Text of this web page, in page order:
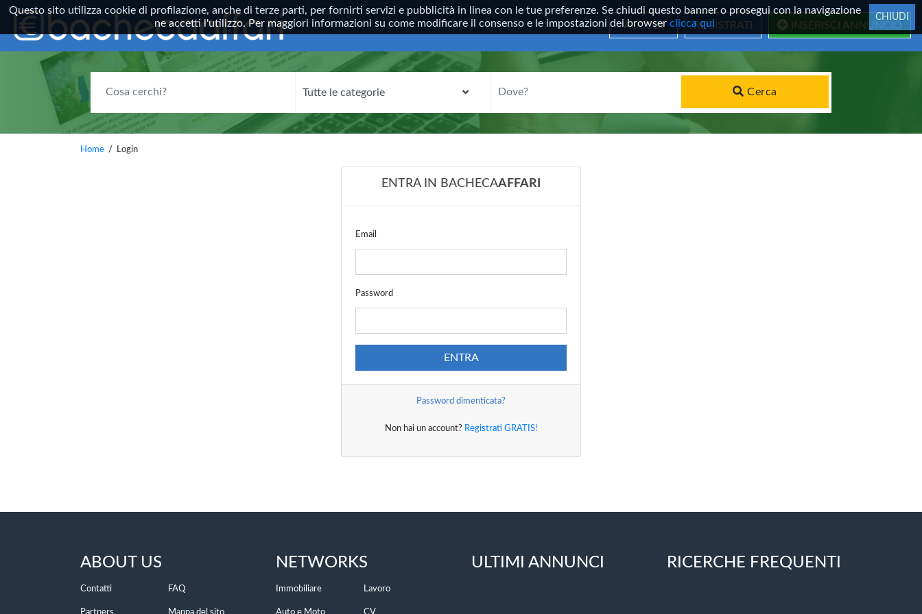
Questo sito utilizza cookie di profilazione, anche di terze parti, per fornirti servizi e pubblicità in linea con le tue preferenze. Se chiudi questo banner o prosegui con la navigazione
ne accetti l'utilizzo. Per maggiori informazioni su come modificare il consenso e le impostazioni dei browser clicca qui
CHIUDI
ACCEDI REGISTRATI INSERISCI ANNUNCIO
Cerca
Home / Login
ENTRA IN BACHECAAFFARI
Email
Password
ENTRA
Password dimenticata?
Non hai un account? Registrati GRATIS!
ABOUT US
Contatti FAQ
Partners Mappa del sito
NETWORKS
Immobiliare Lavoro
Auto e Moto CV
ULTIMI ANNUNCI RICERCHE FREQUENTI